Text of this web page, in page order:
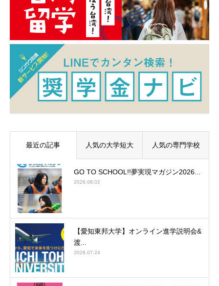
最近の記事 人気の大学短大 人気の専門学校
GO TO SCHOOL!!夢実現マガジン2026...
2026.08.02
【愛知東邦大学】オンライン進学説明会&
渡...
2026.07.24